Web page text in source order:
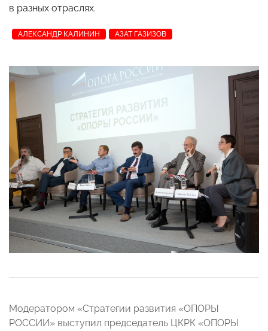
в разных отраслях.
АЛЕКСАНДР КАЛИНИН АЗАТ ГАЗИЗОВ
Модератором «Стратегии развития «ОПОРЫ
РОССИИ» выступил председатель ЦКРК «ОПОРЫ